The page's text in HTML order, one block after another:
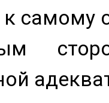
к самому